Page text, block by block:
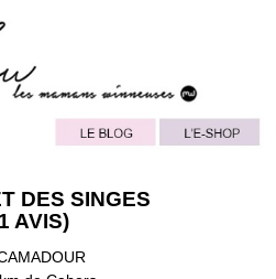
DES SINGES
AVIS)